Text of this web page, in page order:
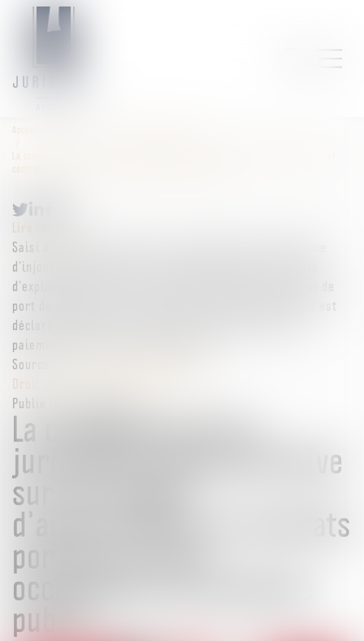
Accueil
La compétence de la juridiction administrative sur les litiges d’autorisations et
contrats portant sur des occupations du domaine public
La compétence de la
juridiction administrative
sur les litiges
d’autorisations et contrats
portant sur des
occupations du domaine
public
Publié le :
Droit public
Source :
Saisi d’un litige portant sur une opposition d’ordonnance
d’injonction de payer une certaine somme à une société
d’exploitation quant à un droit de mouillage sur un quai de
port de plaisance, le Tribunal judiciaire de Perpignan s’est
déclaré compétent et a fait droit à cette demande de
paiement de la société d’exploitation...
Lire la suite